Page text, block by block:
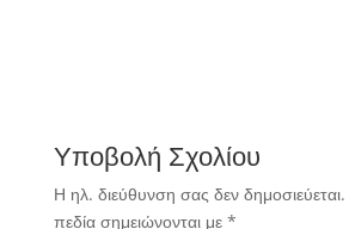
Υποβολή Σχολίου
Η ηλ. διεύθυνση σας δεν δημοσιεύεται.
πεδία σημειώνονται με *